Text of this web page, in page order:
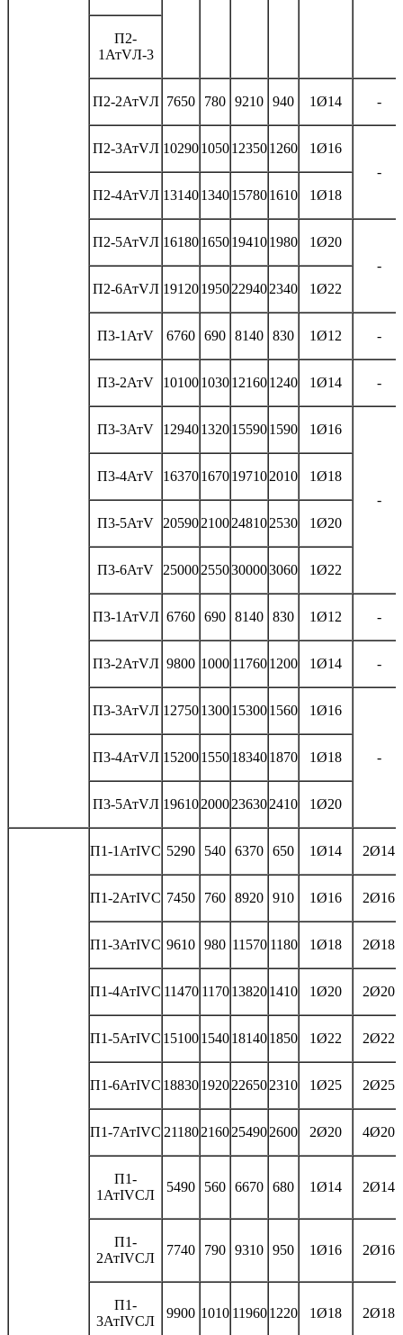
П2-
1АтVЛ-3
П2-2АтVЛ 7650 780 9210 940 1Ø14 -
П2-3АтVЛ 102901050123501260
1Ø16
-
П2-4АтVЛ 131401340157801610 1Ø18
П2-5АтVЛ 161801650194101980
1Ø20
-
П2-6АтVЛ 191201950229402340 1Ø22
П3-1АтV 6760 690 8140 830 1Ø12 -
П3-2АтV 101001030121601240 1Ø14 -
П3-3АтV 129401320155901590 1Ø16
-
П3-4АтV 163701670197102010 1Ø18
П3-5АтV 205902100248102530 1Ø20
П3-6АтV 250002550300003060 1Ø22
П3-1АтVЛ 6760 690 8140 830 1Ø12 -
П3-2АтVЛ 9800 1000 11760 1200 1Ø14 -
П3-3АтVЛ 127501300153001560 1Ø16
-
П3-4АтVЛ 152001550183401870 1Ø18
П3-5АтVЛ 196102000236302410 1Ø20
П1-1АтIVС 5290 540 6370 650 1Ø14 2Ø14
П1-2АтIVС 7450 760 8920 910 1Ø16 2Ø16
П1-3АтIVС 9610 980 11570 1180 1Ø18 2Ø18
П1-4АтIVС 11470 1170 138201410 1Ø20 2Ø20
П1-5АтIVС 151001540181401850 1Ø22 2Ø22
П1-6АтIVС 188301920226502310 1Ø25 2Ø25
П1-7АтIVС 21180 2160254902600 2Ø20 4Ø20
П1-
1АтIVСЛ
5490 560 6670 680 1Ø14 2Ø14
П1-
2АтIVСЛ
7740 790 9310 950 1Ø16 2Ø16
П1-
3АтIVСЛ
9900 1010 11960 1220 1Ø18 2Ø18